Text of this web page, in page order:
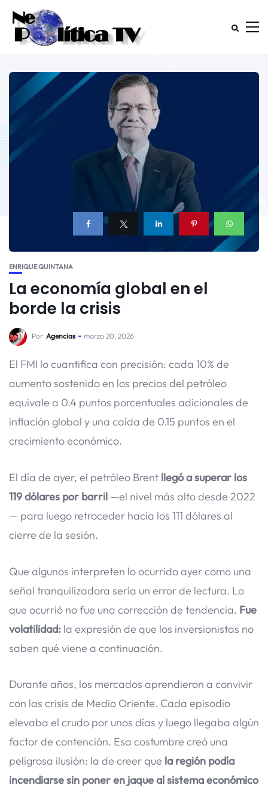
ENRIQUE QUINTANA
La economía global en el
borde la crisis
Por Agencias marzo 20, 2026
El FMI lo cuantifica con precisión: cada 10% de
aumento sostenido en los precios del petróleo
equivale a 0.4 puntos porcentuales adicionales de
inflación global y una caída de 0.15 puntos en el
crecimiento económico.
El día de ayer, el petróleo Brent llegó a superar los
119 dólares por barril —el nivel más alto desde 2022
— para luego retroceder hacia los 111 dólares al
cierre de la sesión.
Que algunos interpreten lo ocurrido ayer como una
señal tranquilizadora sería un error de lectura. Lo
que ocurrió no fue una corrección de tendencia. Fue
volatilidad: la expresión de que los inversionistas no
saben qué viene a continuación.
Durante años, los mercados aprendieron a convivir
con las crisis de Medio Oriente. Cada episodio
elevaba el crudo por unos días y luego llegaba algún
factor de contención. Esa costumbre creó una
peligrosa ilusión: la de creer que la región podía
incendiarse sin poner en jaque al sistema económico